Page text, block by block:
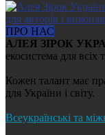
ПРО НАС
АЛЕЯ ЗІРОК
екосистема для всіх
Кожен талант має
для України і світу.
Всеукраїнські та